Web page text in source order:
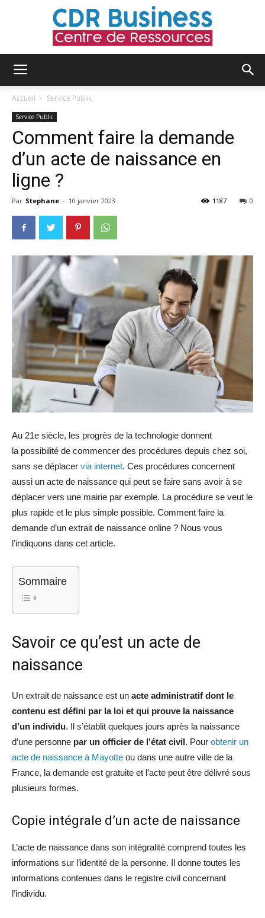
Business
Accueil Service Public
Service Public
Comment faire la demande
d’un acte de naissance en
ligne ?
Par Stephane - 10 janvier 2023 0
1187
Au 21e siècle, les progrès de la technologie donnent
la possibilité de commencer des procédures depuis chez soi,
sans se déplacer via internet. Ces procédures concernent
aussi un acte de naissance qui peut se faire sans avoir à se
déplacer vers une mairie par exemple. La procédure se veut le
plus rapide et le plus simple possible. Comment faire la
demande d’un extrait de naissance online ? Nous vous
l’indiquons dans cet article.
Sommaire
Savoir ce qu’est un acte de
naissance
Un extrait de naissance est un acte administratif dont le
contenu est défini par la loi et qui prouve la naissance
d’un individu. Il s’établit quelques jours après la naissance
d’une personne par un officier de l’état civil. Pour obtenir un
acte de naissance à Mayotte ou dans une autre ville de la
France, la demande est gratuite et l’acte peut être délivré sous
plusieurs formes.
Copie intégrale d’un acte de naissance
L’acte de naissance dans son intégralité comprend toutes les
informations sur l’identité de la personne. Il donne toutes les
informations contenues dans le registre civil concernant
l’individu.